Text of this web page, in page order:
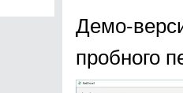
Демо-
пробного